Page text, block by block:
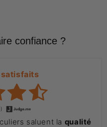
confiance ?
saluent la qualité